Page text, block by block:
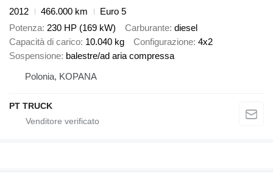
2012
466.000 km
Euro 5
Potenza 230 HP (169 kW) Carburante diesel
Capacità di carico 10.040 kg Configurazione 4x2
Sospensione balestre/ad aria compressa
Polonia, KOPANA
PT TRUCK